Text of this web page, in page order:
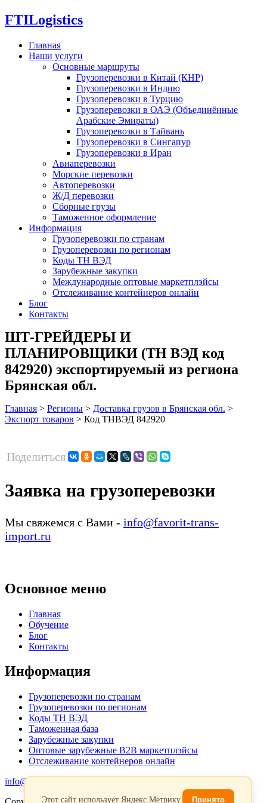
FTILogistics
Главная
Наши услуги
Основные маршруты
Грузоперевозки в Китай (КНР)
Грузоперевозки в Индию
Грузоперевозки в Турцию
Грузоперевозки в ОАЭ (Объединённые
Арабские Эмираты)
Грузоперевозки в Тайвань
Грузоперевозки в Сингапур
Грузоперевозки в Иран
Авиаперевозки
Морские перевозки
Автоперевозки
Ж/Д перевозки
Сборные грузы
Таможенное оформление
Информация
Грузоперевозки по странам
Грузоперевозки по регионам
Коды ТН ВЭД
Зарубежные закупки
Международные оптовые маркетплэйсы
Отслеживание контейнеров онлайн
Блог
Контакты
ШТ-ГРЕЙДЕРЫ И
ПЛАНИРОВЩИКИ (ТН ВЭД код
842920) экспортируемый из региона
Брянская обл.
Главная > Регионы > Доставка грузов в Брянская обл. >
Экспорт товаров > Код ТНВЭД 842920
Поделиться
Заявка на грузоперевозки
Мы свяжемся с Вами - info@favorit-trans-
import.ru
Основное меню
Главная
Обучение
Блог
Контакты
Информация
Грузоперевозки по странам
Грузоперевозки по регионам
Коды ТН ВЭД
Таможенная база
Зарубежные закупки
Оптовые зарубежные B2B маркетплэйсы
Отслеживание контейнеров онлайн
info@favorit-trans-import.ru
Этот сайт использует Яндекс.Метрику. Принято